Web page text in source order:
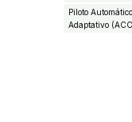
Piloto
Adaptativo